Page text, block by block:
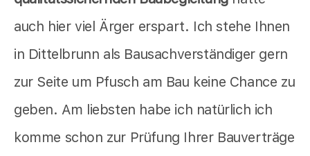
auch hier viel Ärger erspart. Ich stehe Ihnen
in Dittelbrunn als Bausachverständiger gern
zur Seite um Pfusch am Bau keine Chance zu
geben. Am liebsten habe ich natürlich ich
komme schon zur Prüfung Ihrer Bauverträge